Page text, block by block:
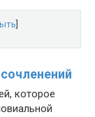
которое